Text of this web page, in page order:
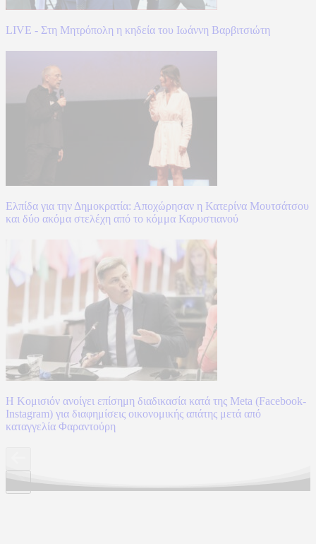
LIVE - Στη Μητρόπολη η κηδεία του Ιωάννη Βαρβιτσιώτη
Ελπίδα για την Δημοκρατία: Αποχώρησαν η Κατερίνα Μουτσάτσου
και δύο ακόμα στελέχη από το κόμμα Καρυστιανού
Η Κομισιόν ανοίγει επίσημη διαδικασία κατά της Meta (Facebook-
Instagram) για διαφημίσεις οικονομικής απάτης μετά από
καταγγελία Φαραντούρη